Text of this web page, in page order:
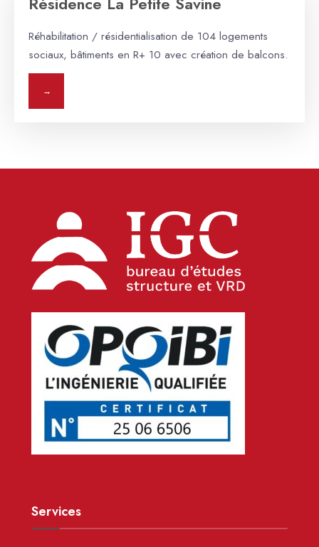
Réhabilitation / résidentialisation de 104 logements
sociaux, bâtiments en R+ 10 avec création de balcons.
→
Services